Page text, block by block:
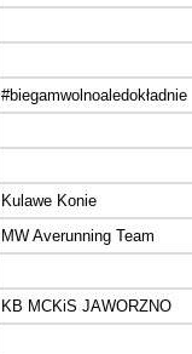
#biegamwolnoaledokładnie
Kulawe Konie
MW Averunning Team
KB MCKiS JAWORZNO